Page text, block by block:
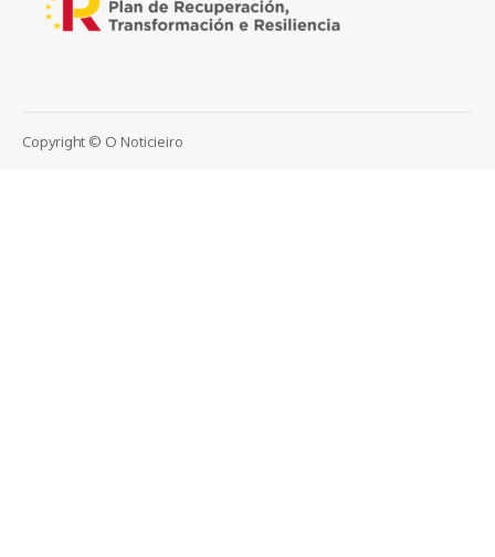
Copyright © O Noticieiro